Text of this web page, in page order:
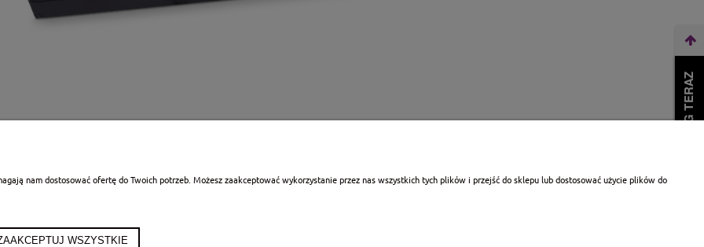
konta
Czas i koszty dostawy
WEŹ LEASING TERAZ
nam dostosować ofertę do Twoich potrzeb. Możesz zaakceptować wykorzystanie przez nas wszystkich tych plików i przejść do sklepu lub dostosować użycie plików do
WSZYSTKIE